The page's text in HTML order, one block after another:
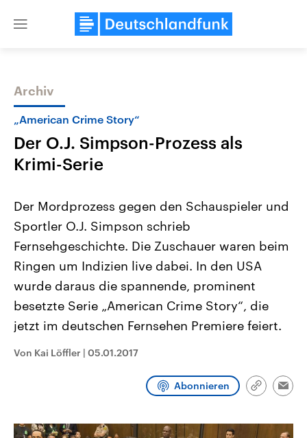
Close
Themen
Landtagswahl Sachsen-Anhalt
2026
Alle Informationen
Sachsen-Anhalt wählt am 6.
September 2026 einen neuen
Landtag. Seit 2021 wird das
Bundesland von einer Koalition aus
Umfragen, Prognosen,
und Hintergründe zu den Parteien
und Kandidaten der anstehenden
USA
Aktuelle Beiträge,
Hintergründe
Wirtschaftlich und
gehören die Vereinigten
den mächtigsten Ländern
mit großem Einfluss auf
aktuelle Weltgeschehen.
Sendungen Programm
Archiv
„American Crime Story“
Der O.J. Simpson-Prozess als
Krimi-Serie
Der Mordprozess gegen den Schauspieler und
Sportler O.J. Simpson schrieb
Fernsehgeschichte. Die Zuschauer waren beim
Ringen um Indizien live dabei. In den USA
wurde daraus die spannende, prominent
besetzte Serie „American Crime Story“, die
jetzt im deutschen Fernsehen Premiere feiert.
Von Kai Löffler | 05.01.2017
Abonnieren
Link